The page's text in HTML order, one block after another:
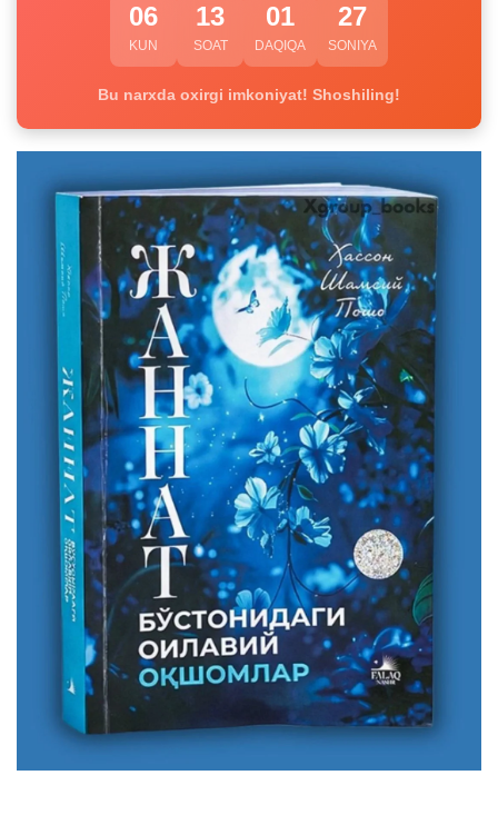
06
KUN
13
SOAT
01
DAQIQA
27
SONIYA
Bu narxda oxirgi imkoniyat! Shoshiling!